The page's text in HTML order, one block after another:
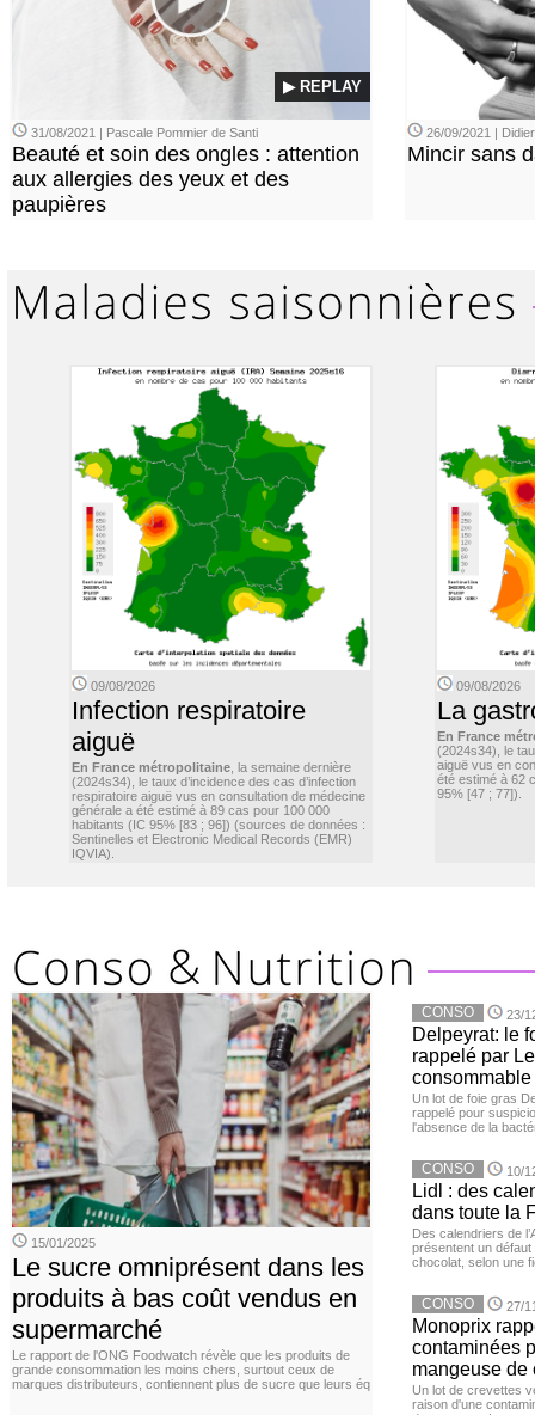
▶ REPLAY
31/08/2021 | Pascale Pommier de Santi
Beauté et soin des ongles : attention
aux allergies des yeux et des
paupières
26/09/2021 |
Mincir sans
09/08/2026
Infection respiratoire
aiguë
En France métropolitaine , la semaine dernière
(2024s34), le taux d’incidence des cas d’infection
respiratoire aiguë vus en consultation de médecine
générale a été estimé à 89 cas pour 100 000
habitants (IC 95% [83 ; 96]) (sources de données :
Sentinelles et Electronic Medical Records (EMR)
IQVIA).
09/08/2026
La
En France
(2024s34), le
aiguë vus en
été estimé à 62
95% [47 ; 77]).
15/01/2025
Le sucre omniprésent dans les
produits à bas coût vendus en
supermarché
Le rapport de l'ONG Foodwatch révèle que les produits de
grande consommation les moins chers, surtout ceux de
marques distributeurs, contiennent plus de sucre que leurs éq
CONSO 23/
Delpeyrat: le
rappelé par
consommable
Un lot de foie gras
rappelé pour
l'absence de la
CONSO 10/
Lidl : des
dans toute la
Des calendriers de
présentent un défaut
chocolat, selon une
CONSO 27/
Monoprix
contaminées
mangeuse de
Un lot de crevettes
raison d'une